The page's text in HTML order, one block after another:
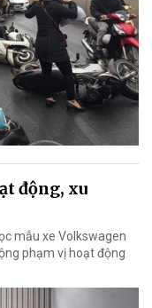
động, xu
mẫu xe Volkswagen
phạm vị hoạt động